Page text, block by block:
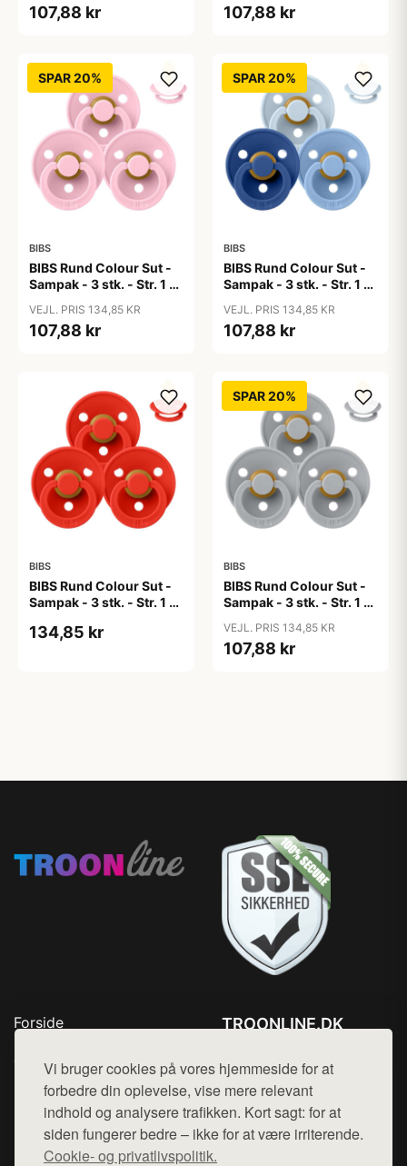
Vi bruger cookies på vores hjemmeside for at
forbedre din oplevelse, vise mere relevant
indhold og analysere trafikken. Kort sagt: for at
siden fungerer bedre – ikke for at være irriterende.
Cookie- og privatlivspolitik.
107,88 kr 107,88 kr
SPAR 20%
BIBS
BIBS Rund Colour Sut -
Sampak - 3 stk. - Str. 1 -
VEJL. PRIS 134,85 KR
107,88 kr
SPAR 20%
BIBS
BIBS Rund Colour Sut -
Sampak - 3 stk. - Str. 1 -
VEJL. PRIS 134,85 KR
107,88 kr
BIBS
BIBS Rund Colour Sut -
Sampak - 3 stk. - Str. 1 -
134,85 kr
SPAR 20%
BIBS
BIBS Rund Colour Sut -
Sampak - 3 stk. - Str. 1 -
VEJL. PRIS 134,85 KR
107,88 kr
Forside
Top Rabatter
Blog
Kontakt
TROONLINE.DK
Mail: hej@want.dk
Cookie- og privatlivspolitik